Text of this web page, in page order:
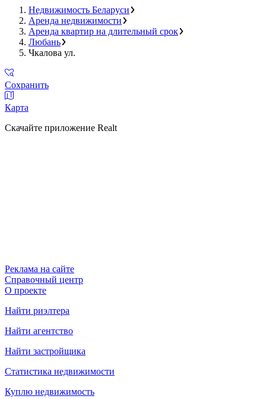
Недвижимость Беларуси
Аренда недвижимости
Аренда квартир на длительный срок
Любань
Чкалова ул.
Сохранить
Карта
Скачайте приложение Realt
Реклама на сайте
Справочный центр
О проекте
Найти риэлтера
Найти агентство
Найти застройщика
Статистика недвижимости
Куплю недвижимость